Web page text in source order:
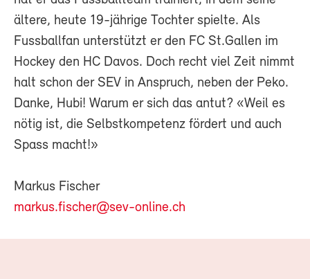
ältere, heute 19-jährige Tochter spielte. Als
Fussballfan unterstützt er den FC St.Gallen im
Hockey den HC Davos. Doch recht viel Zeit nimmt
halt schon der SEV in Anspruch, neben der Peko.
Danke, Hubi! Warum er sich das antut? «Weil es
nötig ist, die Selbstkompetenz fördert und auch
Spass macht!»
Markus Fischer
markus.fischer@sev-online.ch